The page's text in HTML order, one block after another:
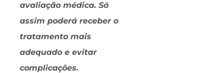
avaliação médica. Só
assim poderá receber o
tratamento mais
adequado e evitar
complicações.